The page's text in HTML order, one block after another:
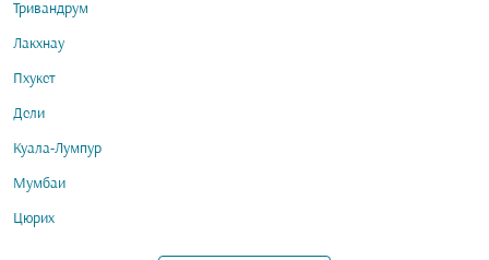
Тривандрум
Лакхнау
Пхукет
Дели
Куала-Лумпур
Мумбаи
Цюрих